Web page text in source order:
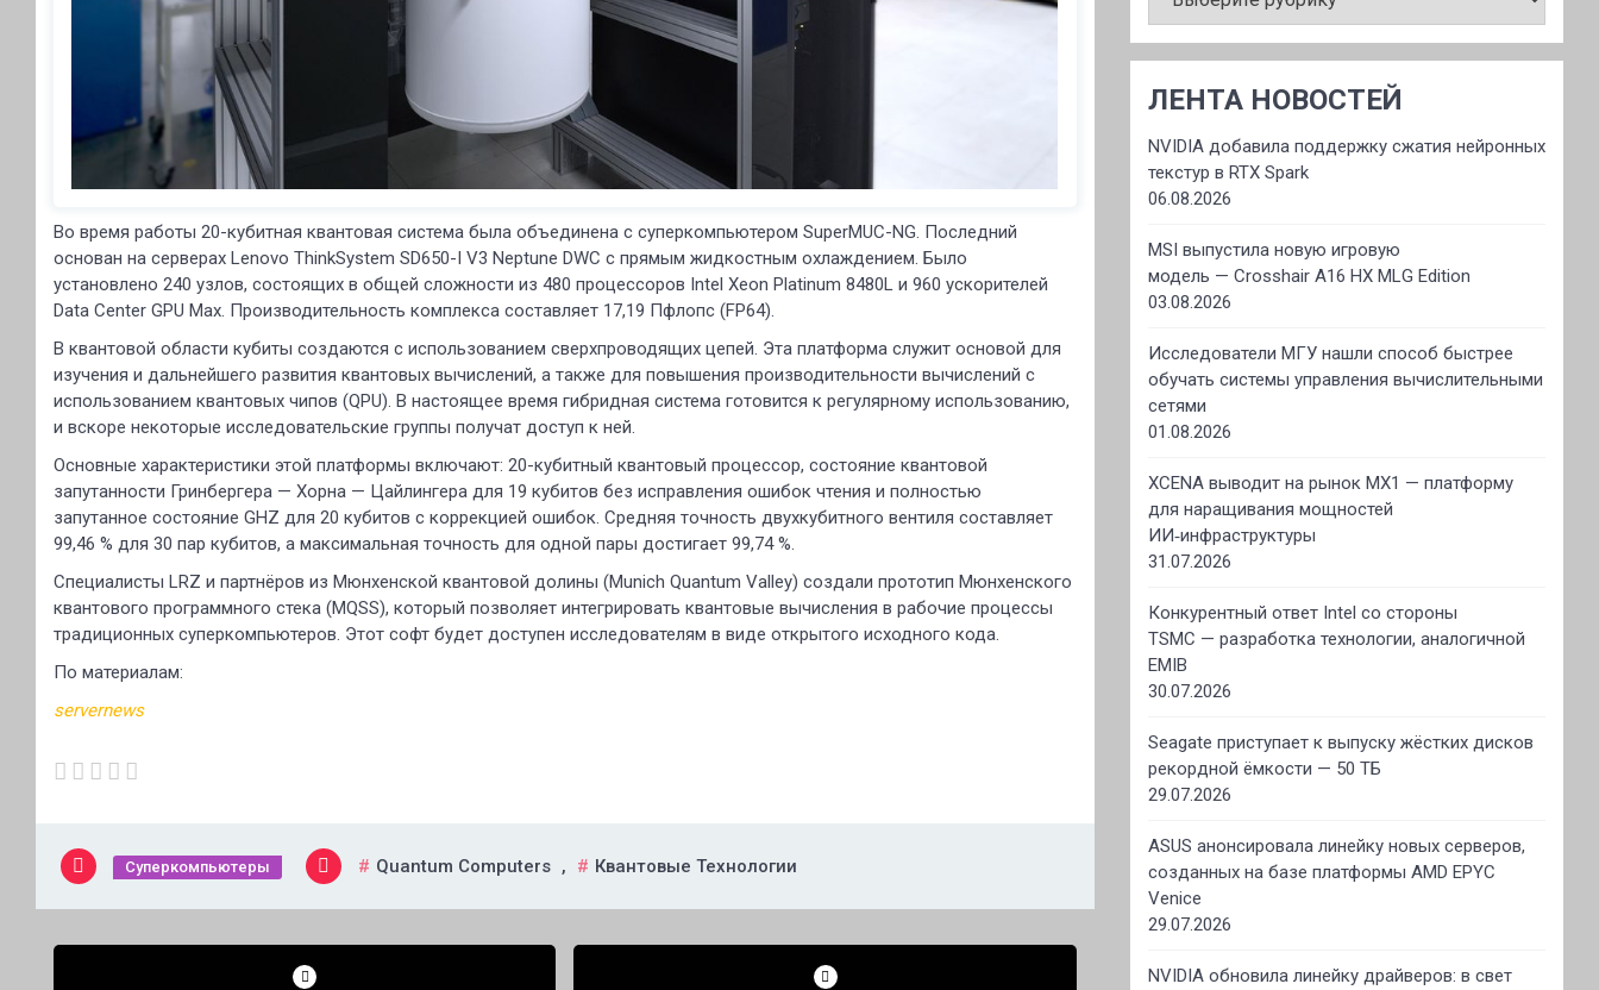
Во время работы 20-кубитная квантовая система была объединена с суперкомпьютером SuperMUC-NG. Последний
основан на серверах Lenovo ThinkSystem SD650-I V3 Neptune DWC с прямым жидкостным охлаждением. Было
установлено 240 узлов, состоящих в общей сложности из 480 процессоров Intel Xeon Platinum 8480L и 960 ускорителей
Data Center GPU Max. Производительность комплекса составляет 17,19 Пфлопс (FP64).
В квантовой области кубиты создаются с использованием сверхпроводящих цепей. Эта платформа служит основой для
изучения и дальнейшего развития квантовых вычислений, а также для повышения производительности вычислений с
использованием квантовых чипов (QPU). В настоящее время гибридная система готовится к регулярному использованию,
и вскоре некоторые исследовательские группы получат доступ к ней.
Основные характеристики этой платформы включают: 20-кубитный квантовый процессор, состояние квантовой
запутанности Гринбергера — Хорна — Цайлингера для 19 кубитов без исправления ошибок чтения и полностью
запутанное состояние GHZ для 20 кубитов с коррекцией ошибок. Средняя точность двухкубитного вентиля составляет
99,46 % для 30 пар кубитов, а максимальная точность для одной пары достигает 99,74 %.
Специалисты LRZ и партнёров из Мюнхенской квантовой долины (Munich Quantum Valley) создали прототип Мюнхенского
квантового программного стека (MQSS), который позволяет интегрировать квантовые вычисления в рабочие процессы
традиционных суперкомпьютеров. Этот софт будет доступен исследователям в виде открытого исходного кода.
По материалам:
servernews
Суперкомпьютеры Quantum Computers , Квантовые Технологии
Навигация
ЛЕНТА НОВОСТЕЙ
NVIDIA добавила поддержку сжатия нейронных
текстур в RTX Spark
06.08.2026
MSI выпустила новую игровую
модель — Crosshair A16 HX MLG Edition
03.08.2026
Исследователи МГУ нашли способ быстрее
обучать системы управления вычислительными
сетями
01.08.2026
XCENA выводит на рынок MX1 — платформу
для наращивания мощностей
ИИ‑инфраструктуры
31.07.2026
Конкурентный ответ Intel со стороны
TSMC — разработка технологии, аналогичной
EMIB
30.07.2026
Seagate приступает к выпуску жёстких дисков
рекордной ёмкости — 50 ТБ
29.07.2026
ASUS анонсировала линейку новых серверов,
созданных на базе платформы AMD EPYC
Venice
29.07.2026
NVIDIA обновила линейку драйверов: в свет